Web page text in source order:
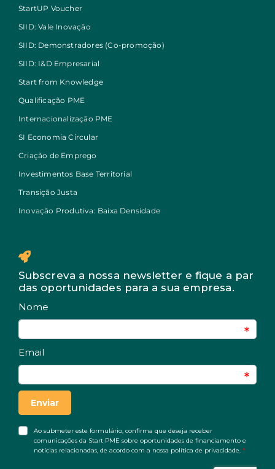
StartUP Voucher
SIID: Vale Inovação
SIID: Demonstradores (Co-promoção)
SIID: I&D Empresarial
Start from Knowledge
Qualificação PME
Internacionalização PME
SI Economia Circular
Criação de Emprego
Investimentos Base Territorial
Transição Justa
Inovação Produtiva: Baixa Densidade
Subscreva a nossa newsletter e fique a par
das oportunidades para a sua empresa.